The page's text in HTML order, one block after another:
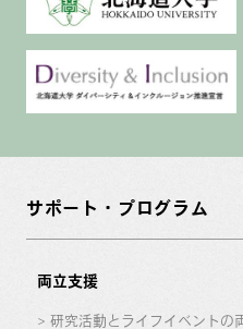
サポート・プログラム
両立支援
研究活動とライフイベントの